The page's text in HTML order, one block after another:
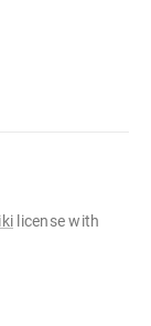
license with